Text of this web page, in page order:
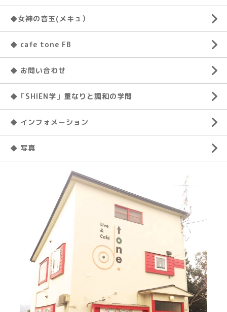
◆女神の音玉(メキュ）
◆ cafe tone FB
◆ お問い合わせ
◆「SHIEN学」重なりと調和の学問
◆ インフォメーション
◆ 写真